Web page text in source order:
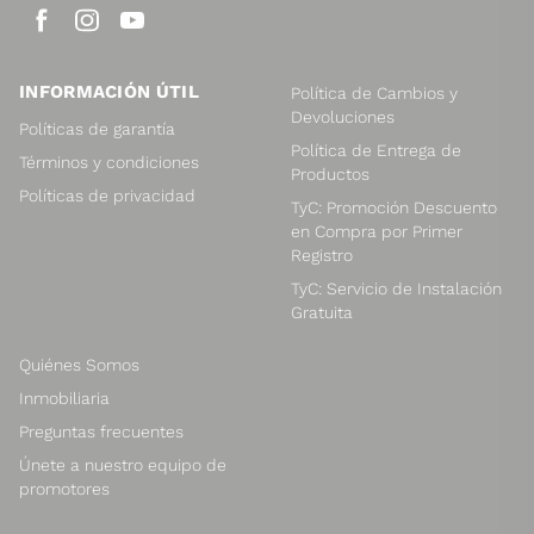
INFORMACIÓN ÚTIL
Políticas de garantía
Términos y condiciones
Políticas de privacidad
Política de Cambios y
Devoluciones
Política de Entrega de
Productos
TyC: Promoción Descuento
en Compra por Primer
Registro
TyC: Servicio de Instalación
Gratuita
Quiénes Somos
Inmobiliaria
Preguntas frecuentes
Únete a nuestro equipo de
promotores